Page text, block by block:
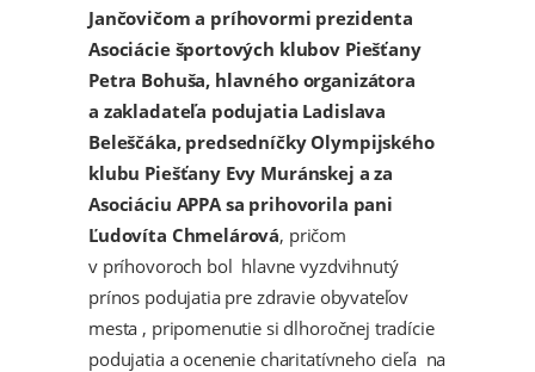
Jančovičom a príhovormi prezidenta
Asociácie športových klubov Piešťany
Petra Bohuša, hlavného organizátora
a zakladateľa podujatia Ladislava
Beleščáka, predsedníčky Olympijského
klubu Piešťany Evy Muránskej a za
Asociáciu APPA sa prihovorila pani
Ľudovíta Chmelárová, pričom
v príhovoroch bol hlavne vyzdvihnutý
prínos podujatia pre zdravie obyvateľov
mesta , pripomenutie si dlhoročnej tradície
podujatia a ocenenie charitatívneho cieľa na